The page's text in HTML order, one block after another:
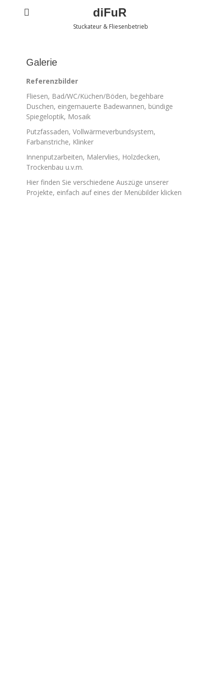
diFuR
Stuckateur & Fliesenbetrieb
Galerie
Referenzbilder
Fliesen, Bad/WC/Küchen/Böden, begehbare
Duschen, eingemauerte Badewannen, bündige
Spiegeloptik, Mosaik
Putzfassaden, Vollwärmeverbundsystem,
Farbanstriche, Klinker
Innenputzarbeiten, Malervlies, Holzdecken,
Trockenbau u.v.m.
Hier finden Sie verschiedene Auszüge unserer
Projekte, einfach auf eines der Menübilder klicken